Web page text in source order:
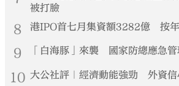
被打臉
8 港IPO首七月集資額3282億 按
9 「白海豚」來襲 國家防總應急
10 大公社評｜經濟動能強勁 外資信